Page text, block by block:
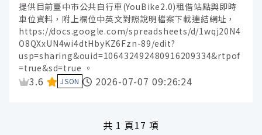
提供目前臺中市公共自行車(YouBike2.0)租借站點與即時
車位資料，附上欄位中英文對照說明檔案下載連結網址，
https://docs.google.com/spreadsheets/d/1wqj20N4
O8QXxUN4wi4dtHbyKZ6Fzn-89/edit?
usp=sharing&ouid=106432492480916209334&rtpof
=true&sd=true 。
資料集評分：
3.6 JSON 2026-07-07 09:26:24
共 1 頁17 項